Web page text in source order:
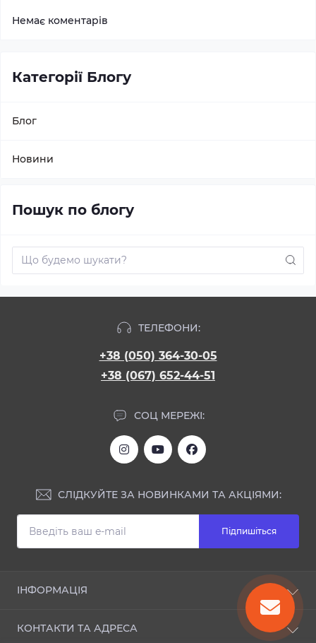
Немає коментарів
Категорії Блогу
Блог
Новини
Пошук по блогу
ТЕЛЕФОНИ:
+38 (050) 364-30-05
+38 (067) 652-44-51
СОЦ МЕРЕЖІ:
СЛІДКУЙТЕ ЗА НОВИНКАМИ ТА АКЦІЯМИ:
Підпишіться
ІНФОРМАЦІЯ
Відгуки
КОНТАКТИ ТА АДРЕСА